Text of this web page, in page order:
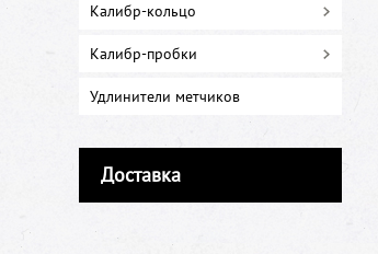
Калибр-кольцо
Калибр-пробки
Удлинители метчиков
Доставка